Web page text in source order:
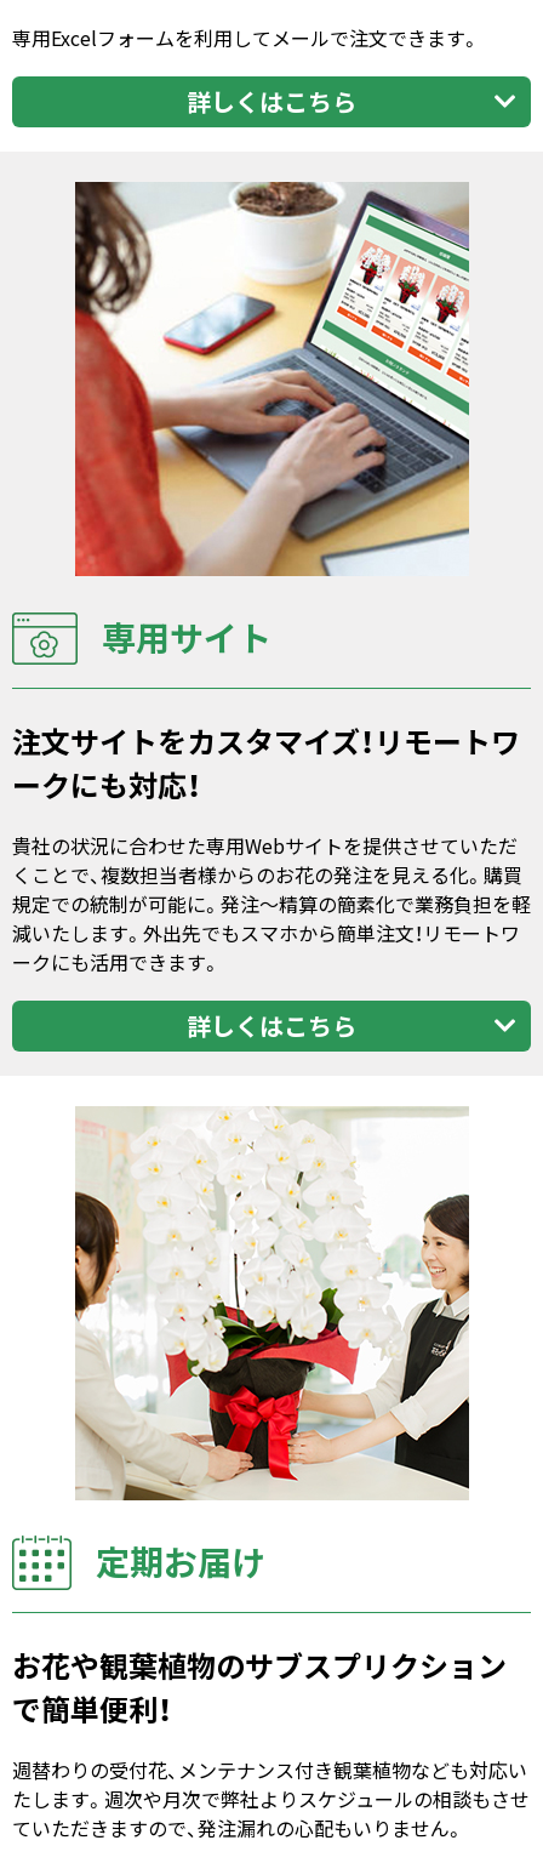
専用Excelフォームを利用してメールで注文できます。
詳しくはこちら
専用サイト
注文サイトをカスタマイズ！リモートワ
ークにも対応！
貴社の状況に合わせた専用Webサイトを提供させていただ
くことで、複数担当者様からのお花の発注を見える化。購買
規定での統制が可能に。発注～精算の簡素化で業務負担を軽
減いたします。外出先でもスマホから簡単注文！リモートワ
ークにも活用できます。
詳しくはこちら
定期お届け
お花や観葉植物のサブスプリクション
で簡単便利！
週替わりの受付花、メンテナンス付き観葉植物なども対応い
たします。週次や月次で弊社よりスケジュールの相談もさせ
ていただきますので、発注漏れの心配もいりません。